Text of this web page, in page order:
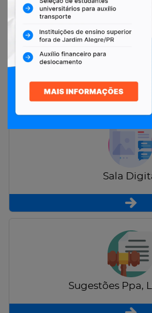
Restituição de
Sala
Sugestões Ppa,